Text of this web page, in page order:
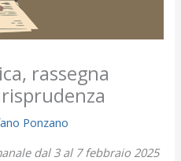
rassegna
Ponzano
dal 3 al 7 febbraio 2025